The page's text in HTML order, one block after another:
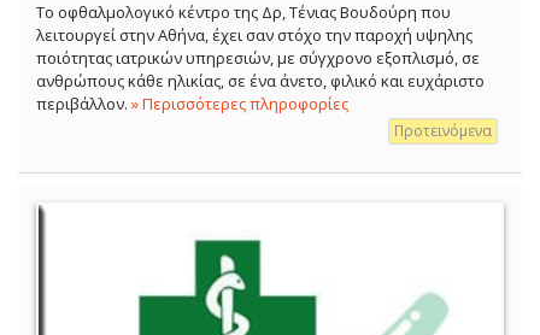
Το οφθαλμολογικό κέντρο της Δρ, Τένιας Βουδούρη που
λειτουργεί στην Αθήνα, έχει σαν στόχο την παροχή υψηλης
ποιότητας ιατρικών υπηρεσιών, με σύγχρονο εξοπλισμό, σε
ανθρώπους κάθε ηλικίας, σε ένα άνετο, φιλικό και ευχάριστο
περιβάλλον. » Περισσότερες πληροφορίες
Προτεινόμενα